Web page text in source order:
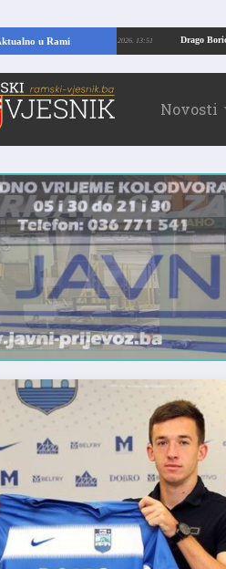
u Rami
vrijedne arheološke ostatke 24.07.2026. 13:51
Novosti